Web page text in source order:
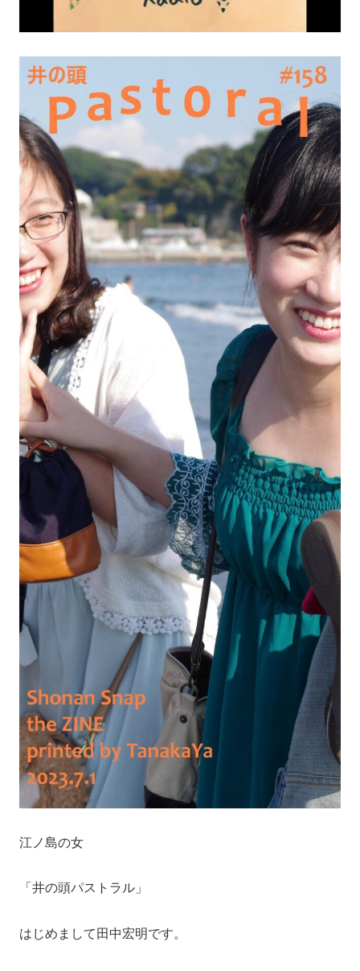
江ノ島の女
「井の頭パストラル」
はじめまして田中宏明です。